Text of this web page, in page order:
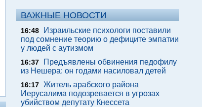
ВАЖНЫЕ НОВОСТИ
16:48
Израильские психологи поставили
под сомнение теорию о дефиците эмпатии
у людей с аутизмом
16:37
Предъявлены обвинения педофилу
из Нешера: он годами насиловал детей
16:17 Житель арабского района
Иерусалима подозревается в угрозах
убийством депутату Кнессета